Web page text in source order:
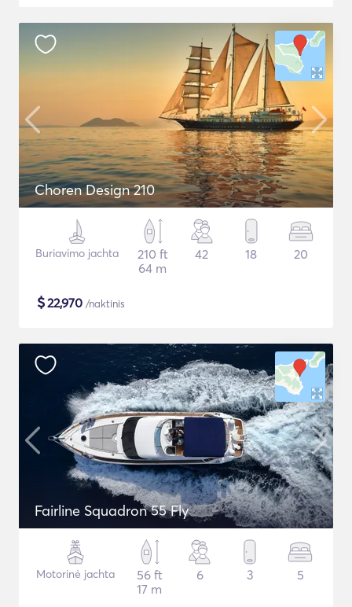
Choren Design 210
Buriavimo jachta
210 ft
64 m
42 18 20
$22,970 /naktinis
Fairline Squadron 55 Fly
Motorinė jachta
56 ft
17 m
6 3 5